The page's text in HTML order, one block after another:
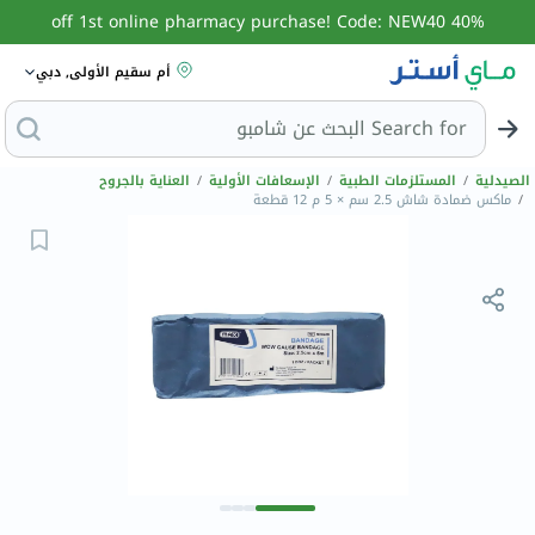
40% off 1st online pharmacy purchase! Code: NEW40
أم سقيم الأولى, دبي
Search for ا
الصيدلية / المستلزمات الطبية / الإسعافات الأولية / العناية بالجروح
/ ماكس ضمادة شاش 2.5 سم × 5 م 12 قطعة